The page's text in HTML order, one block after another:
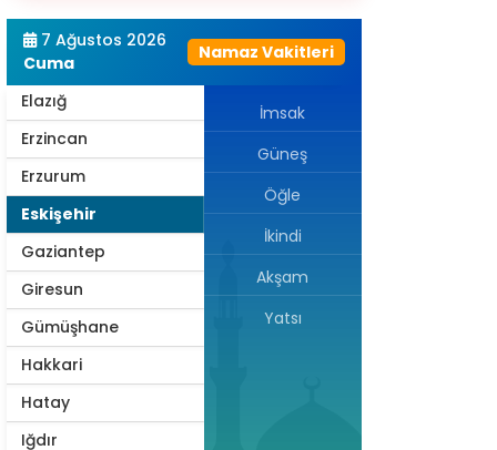
7 Ağustos 2026
Cuma
Namaz Vakitleri
Düzce
Edirne
Elazığ
Erzincan
Erzurum
Eskişehir
Gaziantep
Giresun
Gümüşhane
Hakkari
Hatay
Iğdır
İmsak
Güneş
Öğle
İkindi
Akşam
Yatsı